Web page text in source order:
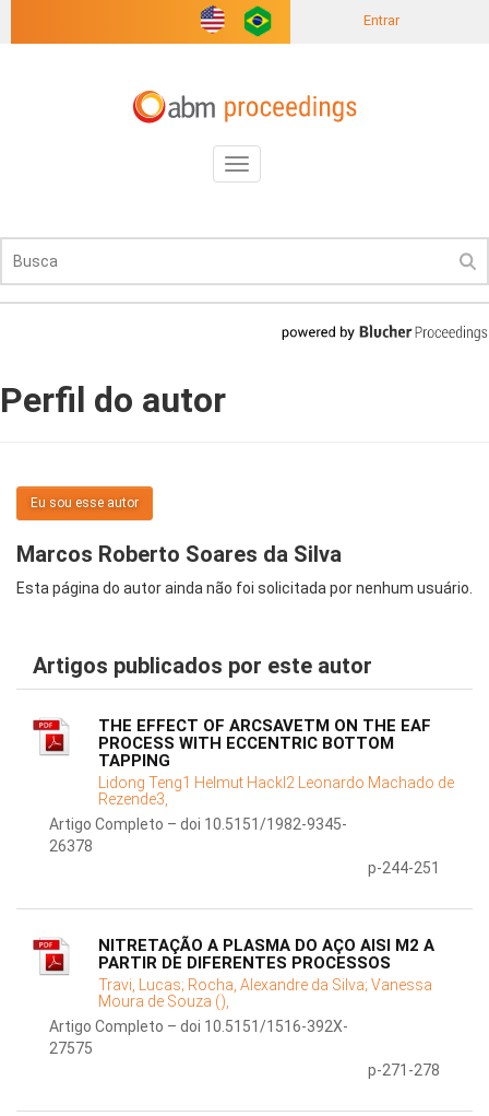
Entrar
Toggle
navigation
Perfil do autor
Eu sou esse autor
Marcos Roberto Soares da Silva
Esta página do autor ainda não foi solicitada por nenhum usuário.
Artigos publicados por este autor
THE EFFECT OF ARCSAVETM ON THE EAF
PROCESS WITH ECCENTRIC BOTTOM
TAPPING
Lidong Teng1 Helmut Hackl2 Leonardo Machado de
Rezende3,
Artigo Completo – doi 10.5151/1982-9345-
26378
p-244-251
NITRETAÇÃO A PLASMA DO AÇO AISI M2 A
PARTIR DE DIFERENTES PROCESSOS
Travi, Lucas; Rocha, Alexandre da Silva; Vanessa
Moura de Souza (),
Artigo Completo – doi 10.5151/1516-392X-
27575
p-271-278